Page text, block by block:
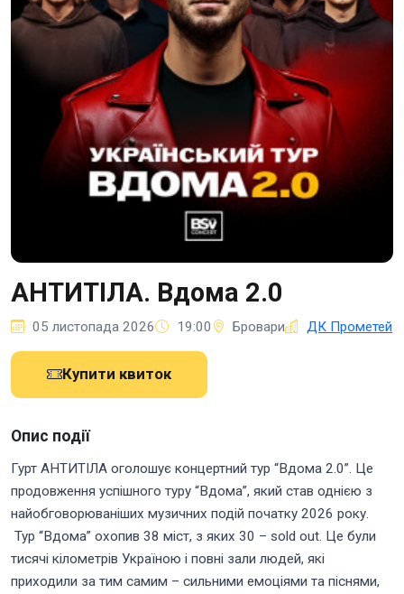
АНТИТІЛА. Вдома 2.0
05 листопада 2026 19:00 Бровари ДК Прометей
Купити квиток
Опис події
Гурт АНТИТІЛА оголошує концертний тур “Вдома 2.0”. Це
продовження успішного туру “Вдома”, який став однією з
найобговорюваніших музичних подій початку 2026 року.
Тур “Вдома” охопив 38 міст, з яких 30 – sold out. Це були
тисячі кілометрів Україною і повні зали людей, які
приходили за тим самим – сильними емоціями та піснями,